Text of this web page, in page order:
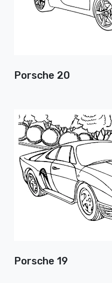
Porsche 20
Porsche 19